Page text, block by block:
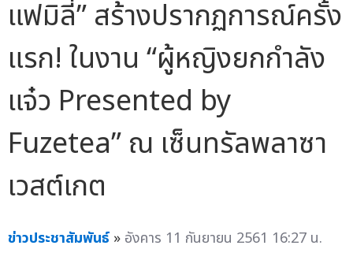
แฟมิลี่” สร้างปรากฏการณ์ครั้ง
แรก! ในงาน “ผู้หญิงยกกำลัง
แจ๋ว Presented by
Fuzetea” ณ เซ็นทรัลพลาซา
เวสต์เกต
ข่าวประชาสัมพันธ์ » อังคาร 11 กันยายน 2561 16:27 น.